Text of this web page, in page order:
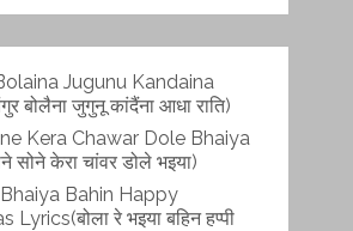
Jugunu Kandaina
बोलैना जुगुनू कांदैंना आधा राति)
Kera Chawar Dole Bhaiya
सोने केरा चांवर डोले भइया)
Bahin Happy
Lyrics(बोला रे भ‌इया बहिन हप्पी